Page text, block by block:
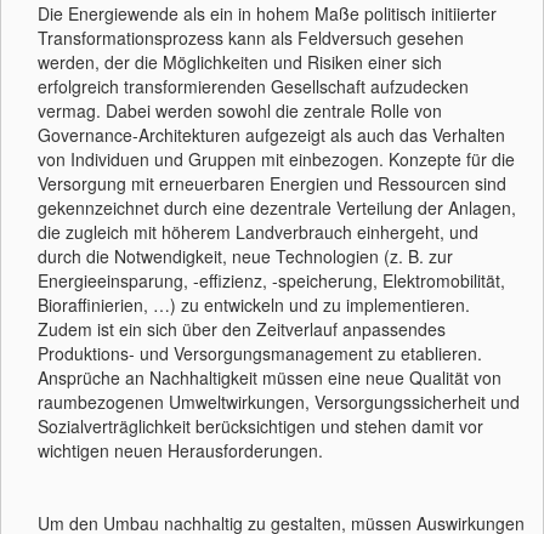
Die Energiewende als ein in hohem Maße politisch initiierter
Transformationsprozess kann als Feldversuch gesehen
werden, der die Möglichkeiten und Risiken einer sich
erfolgreich transformierenden Gesellschaft aufzudecken
vermag. Dabei werden sowohl die zentrale Rolle von
Governance-Architekturen aufgezeigt als auch das Verhalten
von Individuen und Gruppen mit einbezogen. Konzepte für die
Versorgung mit erneuerbaren Energien und Ressourcen sind
gekennzeichnet durch eine dezentrale Verteilung der Anlagen,
die zugleich mit höherem Landverbrauch einhergeht, und
durch die Notwendigkeit, neue Technologien (z. B. zur
Energieeinsparung, -effizienz, -speicherung, Elektromobilität,
Bioraffinierien, …) zu entwickeln und zu implementieren.
Zudem ist ein sich über den Zeitverlauf anpassendes
Produktions- und Versorgungsmanagement zu etablieren.
Ansprüche an Nachhaltigkeit müssen eine neue Qualität von
raumbezogenen Umweltwirkungen, Versorgungssicherheit und
Sozialverträglichkeit berücksichtigen und stehen damit vor
wichtigen neuen Herausforderungen.
Um den Umbau nachhaltig zu gestalten, müssen Auswirkungen